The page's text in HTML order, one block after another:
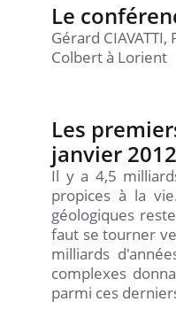
Le
Gérard
Colbert à Lorient
Les
janvier 2012
Il y a 4,5
propices à la
géologiques
faut se tourner
milliards
complexes
parmi ces